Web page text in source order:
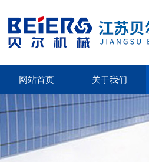
网站首页 关于我们